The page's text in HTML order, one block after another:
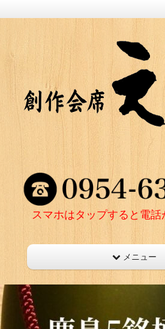
スマホはタップすると電話
メニュー